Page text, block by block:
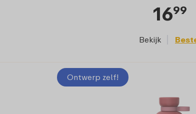
1699
Bekijk
Ontwerp zelf!